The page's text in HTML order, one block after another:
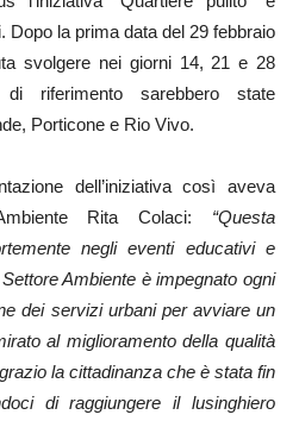
Dopo la prima data del 29 febbraio
svolgere nei giorni 14, 21 e 28
riferimento sarebbero state
Porticone e Rio Vivo.
dell’iniziativa così aveva
Rita Colaci: “Questa
negli eventi educativi e
Ambiente è impegnato ogni
dei servizi urbani per avviare un
al miglioramento della qualità
la cittadinanza che è stata fin
di raggiungere il lusinghiero